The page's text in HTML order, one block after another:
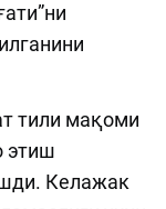
тили мақоми
этиш
Келажак